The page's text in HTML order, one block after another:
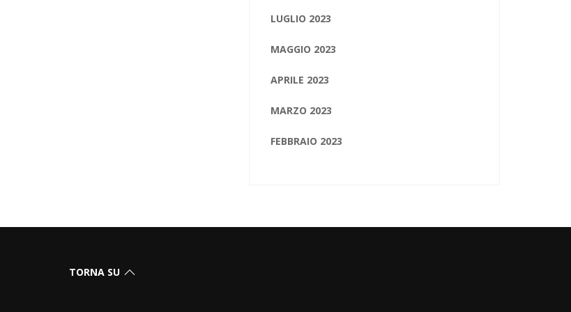
LUGLIO 2023
MAGGIO 2023
APRILE 2023
MARZO 2023
FEBBRAIO 2023
TORNA SU